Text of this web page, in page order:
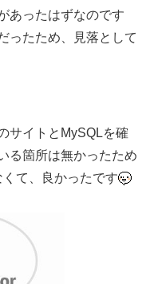
あったはずなのです
ったため、見落として
サイトとMySQLを確
る箇所は無かったため
て、良かったです